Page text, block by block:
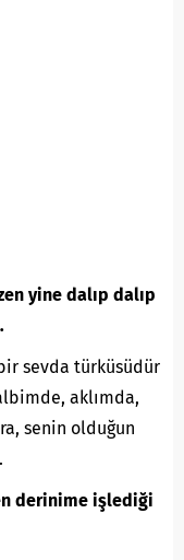
yine dalıp dalıp
sevda türküsüdür
aklımda,
senin olduğun
derinime işlediği